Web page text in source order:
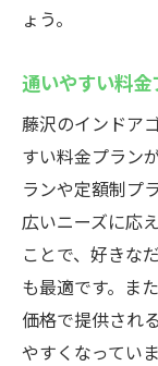
インス
一人ひ
初心者
無料体
藤沢駅の
にゴルフ
快適な
自由に
ょう。
通いやすい料
藤沢のインドア
すい料金プラン
ランや定額制プ
広いニーズに応
ことで、好きな
も最適です。ま
価格で提供され
やすくなってい